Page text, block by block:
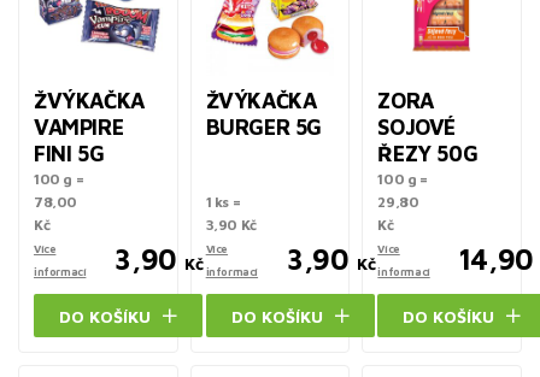
ŽVÝKAČKA
VAMPIRE
FINI 5G
100 g =
78,00
Kč
Více
informací
3,90 Kč
DO KOŠÍKU
ŽVÝKAČKA
BURGER 5G
1 ks =
3,90 Kč
Více
informací
3,90 Kč
DO KOŠÍKU
ZORA
SOJOVÉ
ŘEZY 50G
100 g =
29,80
Kč
Více
informací
14,90
DO KOŠÍKU